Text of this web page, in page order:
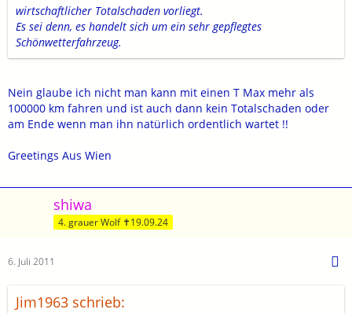
wirtschaftlicher Totalschaden vorliegt.
Es sei denn, es handelt sich um ein sehr gepflegtes
Schönwetterfahrzeug.
Nein glaube ich nicht man kann mit einen T Max mehr als
100000 km fahren und ist auch dann kein Totalschaden oder
am Ende wenn man ihn natürlich ordentlich wartet !!
Greetings Aus Wien
shiwa
4. grauer Wolf ✝19.09.24
6. Juli 2011
Jim1963 schrieb: